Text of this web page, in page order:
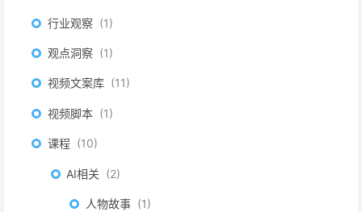
行业观察 1
观点洞察 1
视频文案库 11
视频脚本 1
课程 10
AI相关 2
人物故事 1